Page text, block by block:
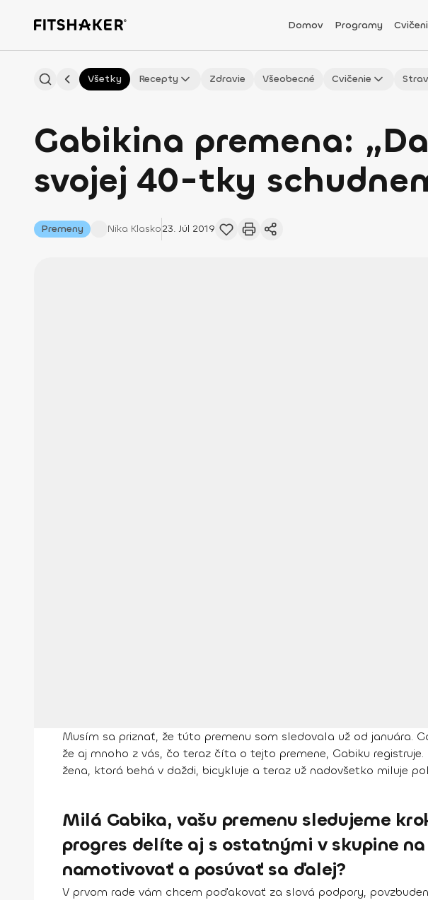
Domov Programy
Všetky Recepty Zdravie Všeobecné Cvičenie
Gabikina premena:
svojej 40-tky
Premeny Nika Klasko23. Júl 2019
Musím sa priznať, že túto premenu som sledovala už od januára.
že aj mnoho z vás, čo teraz číta o tejto premene, Gabiku
žena, ktorá behá v daždi, bicykluje a teraz už nadovšetko miluje
Milá Gabika, vašu premenu sledujeme
progres delíte aj s ostatnými v skupine
namotivovať a posúvať sa ďalej?
V prvom rade vám chcem poďakovať za slová podpory,